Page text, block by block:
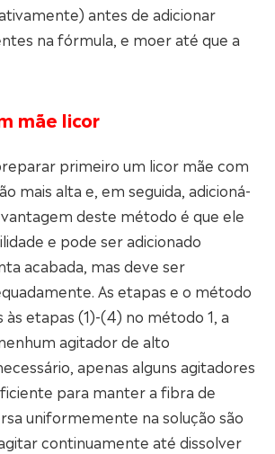
antes de adicionar
na fórmula, e moer até que a
mãe licor
primeiro um licor mãe com
mais alta e, em seguida, adicioná-
deste método é que ele
e pode ser adicionado
acabada, mas deve ser
As etapas e o método
etapas (1)-(4) no método 1, a
agitador de alto
apenas alguns agitadores
para manter a fibra de
uniformemente na solução são
continuamente até dissolver